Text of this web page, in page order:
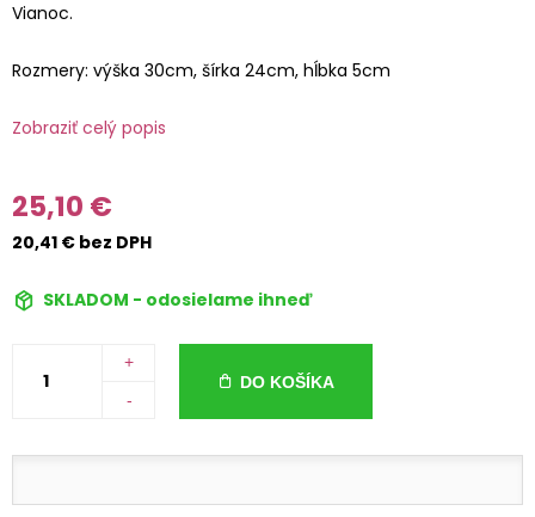
Vianoc.
Rozmery: výška 30cm, šírka 24cm, hĺbka 5cm
Zobraziť celý popis
25,10 €
20,41 € bez DPH
SKLADOM - odosielame ihneď
+
-
DO KOŠÍKA